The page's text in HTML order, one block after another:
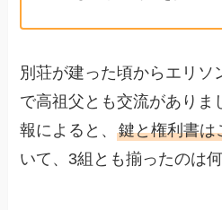
別荘が建った頃からエリソ
で高祖父とも交流がありま
報によると、鍵と権利書は
いて、3組とも揃ったのは